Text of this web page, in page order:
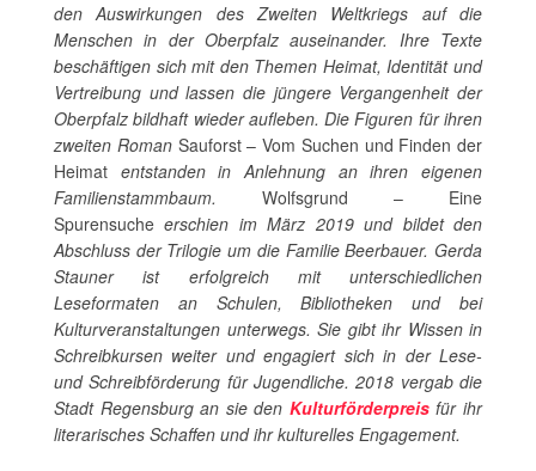
den Auswirkungen des Zweiten Weltkriegs auf die
Menschen in der Oberpfalz auseinander. Ihre Texte
beschäftigen sich mit den Themen Heimat, Identität und
Vertreibung und lassen die jüngere Vergangenheit der
Oberpfalz bildhaft wieder aufleben. Die Figuren für ihren
zweiten Roman Sauforst – Vom Suchen und Finden der
Heimat entstanden in Anlehnung an ihren eigenen
Familienstammbaum. Wolfsgrund – Eine
Spurensuche erschien im März 2019 und bildet den
Abschluss der Trilogie um die Familie Beerbauer. Gerda
Stauner ist erfolgreich mit unterschiedlichen
Leseformaten an Schulen, Bibliotheken und bei
Kulturveranstaltungen unterwegs. Sie gibt ihr Wissen in
Schreibkursen weiter und engagiert sich in der Lese-
und Schreibförderung für Jugendliche. 2018 vergab die
Stadt Regensburg an sie den Kulturförderpreisfür ihr
literarisches Schaffen und ihr kulturelles Engagement.